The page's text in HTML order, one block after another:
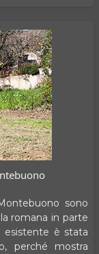
sono
romana in parte
esistente è stata
perché mostra